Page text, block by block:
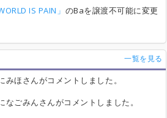
IS PAIN」 のBaを譲渡不可能に変更
一覧を見る
みほさんがコメントしました。
なごみんさんがコメントしました。